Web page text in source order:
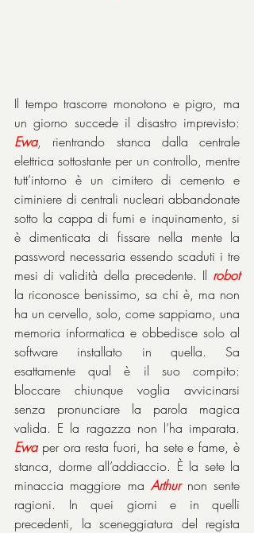
Il tempo trascorre monotono e pigro, ma
Ewa, rientrando stanca dalla centrale
elettrica sottostante per un controllo, mentre
tutt’intorno è un cimitero di cemento e
ciminiere di centrali nucleari abbandonate
sotto la cappa di fumi e inquinamento, si
è dimenticata di fissare nella mente la
password necessaria essendo scaduti i tre
mesi di validità della precedente. Il robot
la riconosce benissimo, sa chi è, ma non
ha un cervello, solo, come sappiamo, una
memoria informatica e obbedisce solo al
software installato in quella. Sa
esattamente qual è il suo compito:
bloccare chiunque voglia avvicinarsi
senza pronunciare la parola magica
Ewa per ora resta fuori, ha sete e fame, è
stanca, dorme all’addiaccio. È la sete la
minaccia maggiore ma Arthur non sente
ragioni. In quei giorni e in quelli